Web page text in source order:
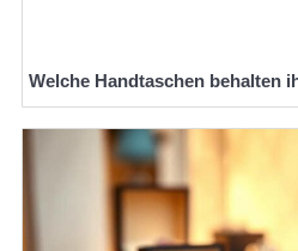
Welche Handtaschen behalten